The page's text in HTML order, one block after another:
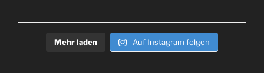
Mehr laden Auf Instagram folgen